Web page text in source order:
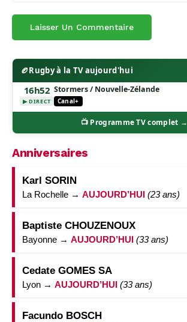
🏉Rugby à la TV aujourd'hui
16h52
▶ DIRECT
Stormers / Nouvelle-Zélande
Canal+
📺 Programme TV complet →
Anniversaires
Karl SORIN
La Rochelle → AUJOURD’HUI (23 ans)
Baptiste CHOUZENOUX
Bayonne → AUJOURD’HUI (33 ans)
Cedate GOMES SA
Lyon → AUJOURD’HUI (33 ans)
Facundo BOSCH